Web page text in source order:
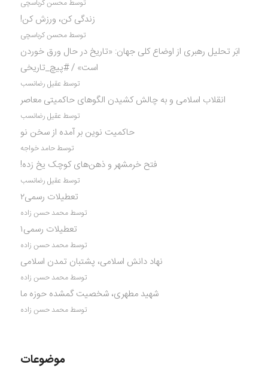
توسط محسن کرباسچی
زندگی کن، ورزش کن!
توسط محسن کرباسچی
ابَر تحلیل رهبری از اوضاع کلی جهان: «تاریخ در حال ورق خوردن
است» / #پیچ_تاریخی
توسط عقیل رضانسب
انقلاب اسلامی و به چالش کشیدن الگوهای حاکمیتی معاصر
توسط عقیل رضانسب
حاکمیت نوین بر آمده از سخن نو
توسط حامد خواجه
فتح خرمشهر و ذهن‌های کوچک یخ زده!
توسط عقیل رضانسب
تعطیلات رسمی۲
توسط محمد حسن زاده
تعطیلات رسمی۱
توسط محمد حسن زاده
نهاد دانش اسلامی، پشتبان تمدن اسلامی
توسط محمد حسن زاده
شهید مطهری، شخصیت گمشده حوزه ما
توسط محمد حسن زاده
موضوعات